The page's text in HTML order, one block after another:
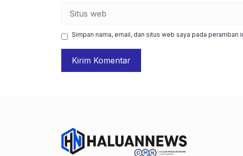
Simpan nama, email, dan situs web saya pada peramban